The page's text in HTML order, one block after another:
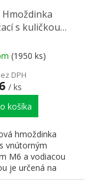
Hmoždinka
s kuličkou
(1950 ks)
DPH
/ ks
košíka
hmoždinka
vnútorným
M6 a vodiacou
je určená na
spoľahlivé